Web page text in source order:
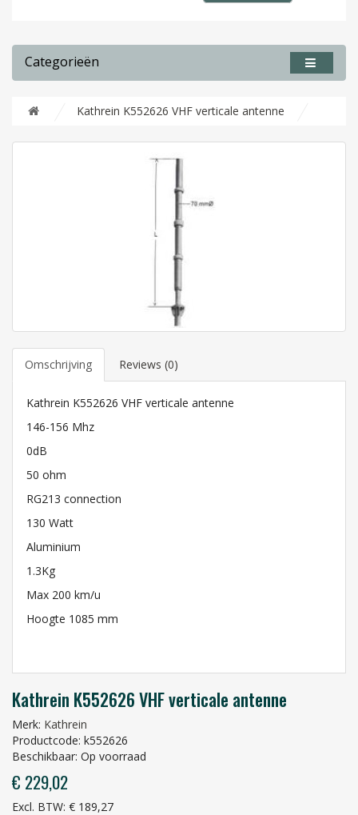
Categorieën
Kathrein K552626 VHF verticale antenne
Omschrijving Reviews (0)
Kathrein K552626 VHF verticale antenne
146-156 Mhz
0dB
50 ohm
RG213 connection
130 Watt
Aluminium
1.3Kg
Max 200 km/u
Hoogte 1085 mm
Kathrein K552626 VHF verticale antenne
Merk: Kathrein
Productcode: k552626
Beschikbaar: Op voorraad
€ 229,02
Excl. BTW: € 189,27